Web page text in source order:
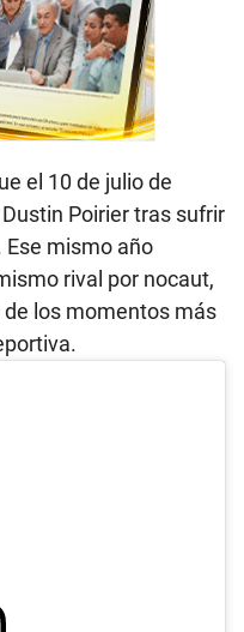
el 10 de julio de
Poirier tras sufrir
Ese mismo año
rival por nocaut,
los momentos más